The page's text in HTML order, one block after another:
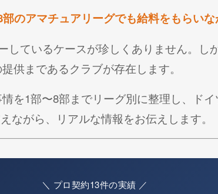
のアマチュアリーグでも給料をもらいな
しているケースが珍しくありません。し
供まであるクラブが存在します。
を1部〜8部までリーグ別に整理し、ド
ながら、リアルな情報をお伝えします。
＼ プロ契約13件の実績 ／